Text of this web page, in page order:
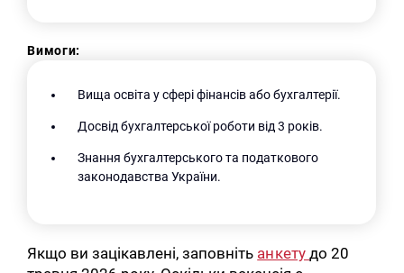
Вимоги:
Вища освіта у сфері фінансів або бухгалтерії.
Досвід бухгалтерської роботи від 3 років.
Знання бухгалтерського та податкового
законодавства України.
Якщо ви зацікавлені, заповніть анкетудо 20